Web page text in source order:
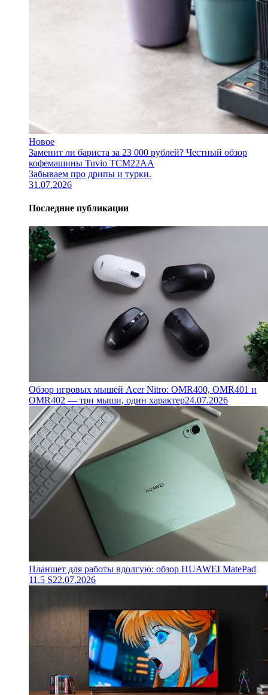
Новое
Заменит ли бариста за 23 000 рублей? Честный обзор
кофемашины Tuvio TCM22AA
Забываем про дрипы и турки.
31.07.2026
Последние публикации
Обзор игровых мышей Acer Nitro: OMR400, OMR401 и
OMR402 — три мыши, один характер24.07.2026
Планшет для работы вдолгую: обзор HUAWEI MatePad
11.5 S22.07.2026